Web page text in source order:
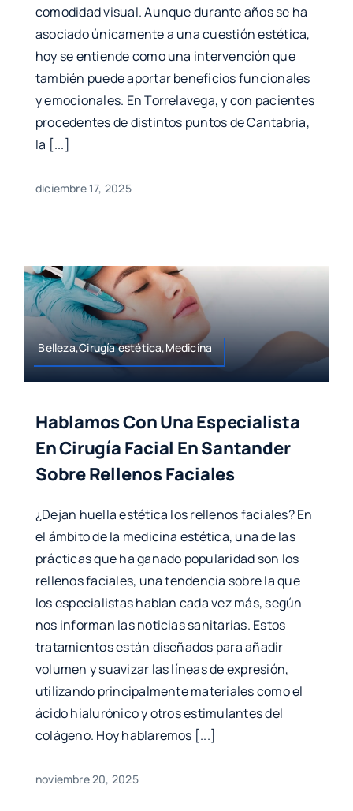
comodidad visual. Aunque durante años se ha
asociado únicamente a una cuestión estética,
hoy se entiende como una intervención que
también puede aportar beneficios funcionales
y emocionales. En Torrelavega, y con pacientes
procedentes de distintos puntos de Cantabria,
la [...]
diciembre 17, 2025
Belleza,Cirugía estética,Medicina
Hablamos Con Una Especialista
En Cirugía Facial En Santander
Sobre Rellenos Faciales
¿Dejan huella estética los rellenos faciales? En
el ámbito de la medicina estética, una de las
prácticas que ha ganado popularidad son los
rellenos faciales, una tendencia sobre la que
los especialistas hablan cada vez más, según
nos informan las noticias sanitarias. Estos
tratamientos están diseñados para añadir
volumen y suavizar las líneas de expresión,
utilizando principalmente materiales como el
ácido hialurónico y otros estimulantes del
colágeno. Hoy hablaremos [...]
noviembre 20, 2025